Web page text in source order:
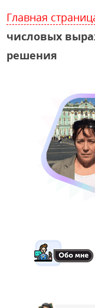
Главная
числовых
решения